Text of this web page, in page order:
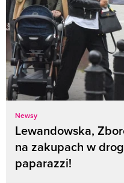
Newsy
Lewandowska,
na zakupach w
paparazzi!